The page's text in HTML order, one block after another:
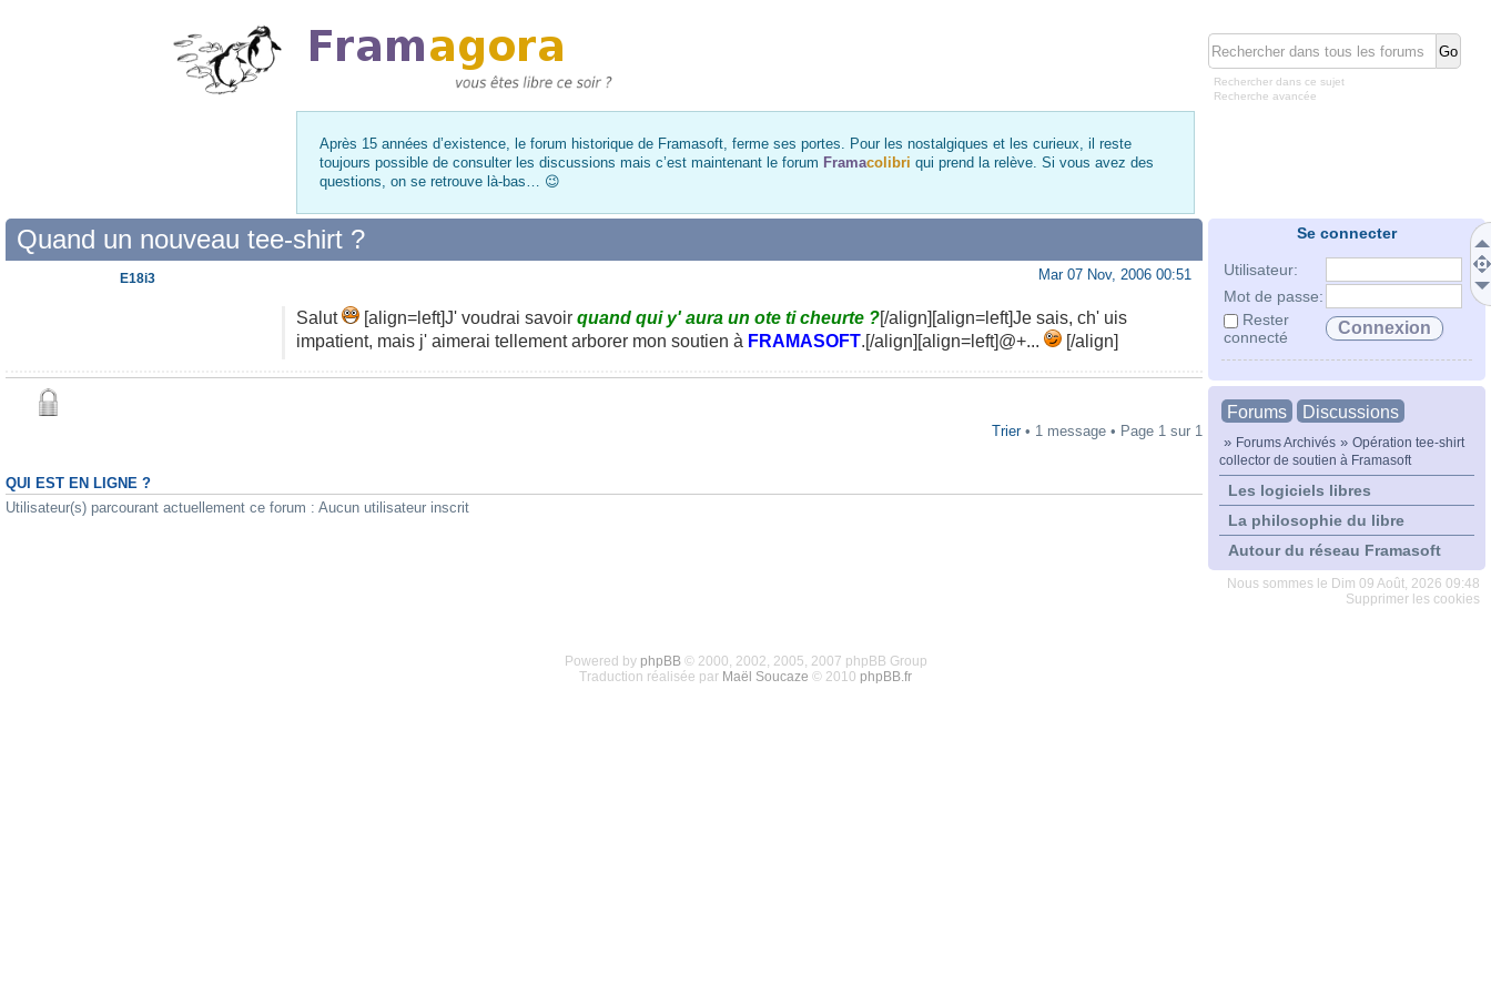
Rechercher dans ce sujet
Recherche avancée
Après 15 années d’existence, le forum historique de Framasoft, ferme ses portes. Pour les nostalgiques et les curieux, il reste
toujours possible de consulter les discussions mais c’est maintenant le forum Framacolibri qui prend la relève. Si vous avez des
questions, on se retrouve là-bas… 😉
Se connecter
Utilisateur:
Mot de passe:
Rester
connecté
Forums Discussions
» Forums Archivés » Opération tee-shirt
collector de soutien à Framasoft
Les logiciels libres
La philosophie du libre
Autour du réseau Framasoft
Nous sommes le Dim 09 Août, 2026 09:48
Supprimer les cookies
Quand un nouveau tee-shirt ?
Mar 07 Nov, 2006 00:51
Salut [align=left]J' voudrai savoir quand qui y' aura un ote ti cheurte ?[/align][align=left]Je sais, ch' uis
impatient, mais j' aimerai tellement arborer mon soutien à FRAMASOFT.[/align][align=left]@+... [/align]
E18i3
Trier• 1 message • Page 1 sur 1
QUI EST EN LIGNE ?
Utilisateur(s) parcourant actuellement ce forum : Aucun utilisateur inscrit
Powered by phpBB© 2000, 2002, 2005, 2007 phpBB Group
Traduction réalisée par Maël Soucaze © 2010 phpBB.fr